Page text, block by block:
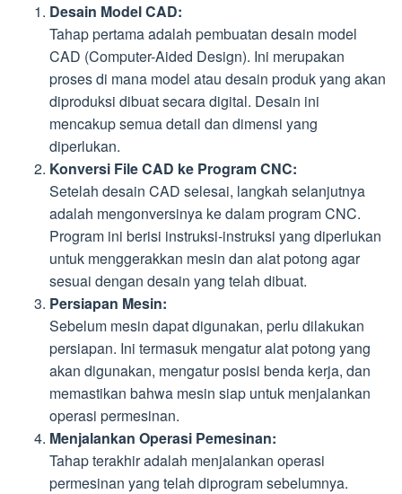
Desain Model CAD:
Tahap pertama adalah pembuatan desain model
CAD (Computer-Aided Design). Ini merupakan
proses di mana model atau desain produk yang akan
diproduksi dibuat secara digital. Desain ini
mencakup semua detail dan dimensi yang
diperlukan.
Konversi File CAD ke Program CNC:
Setelah desain CAD selesai, langkah selanjutnya
adalah mengonversinya ke dalam program CNC.
Program ini berisi instruksi-instruksi yang diperlukan
untuk menggerakkan mesin dan alat potong agar
sesuai dengan desain yang telah dibuat.
Persiapan Mesin:
Sebelum mesin dapat digunakan, perlu dilakukan
persiapan. Ini termasuk mengatur alat potong yang
akan digunakan, mengatur posisi benda kerja, dan
memastikan bahwa mesin siap untuk menjalankan
operasi permesinan.
Menjalankan Operasi Pemesinan:
Tahap terakhir adalah menjalankan operasi
permesinan yang telah diprogram sebelumnya.